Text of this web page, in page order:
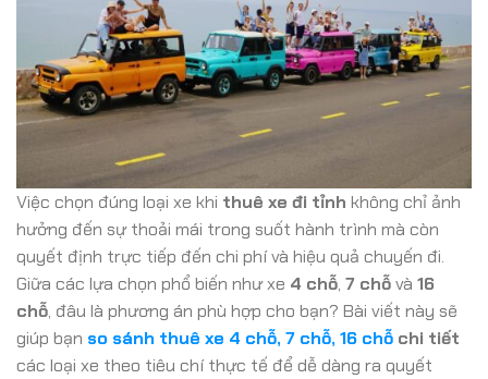
Việc chọn đúng loại xe khi thuê xe đi tỉnh không chỉ ảnh
hưởng đến sự thoải mái trong suốt hành trình mà còn
quyết định trực tiếp đến chi phí và hiệu quả chuyến đi.
Giữa các lựa chọn phổ biến như xe 4 chỗ, 7 chỗvà 16
chỗ, đâu là phương án phù hợp cho bạn? Bài viết này sẽ
giúp bạn so sánh thuê xe 4 chỗ, 7 chỗ, 16 chỗ chi tiết
các loại xe theo tiêu chí thực tế để dễ dàng ra quyết